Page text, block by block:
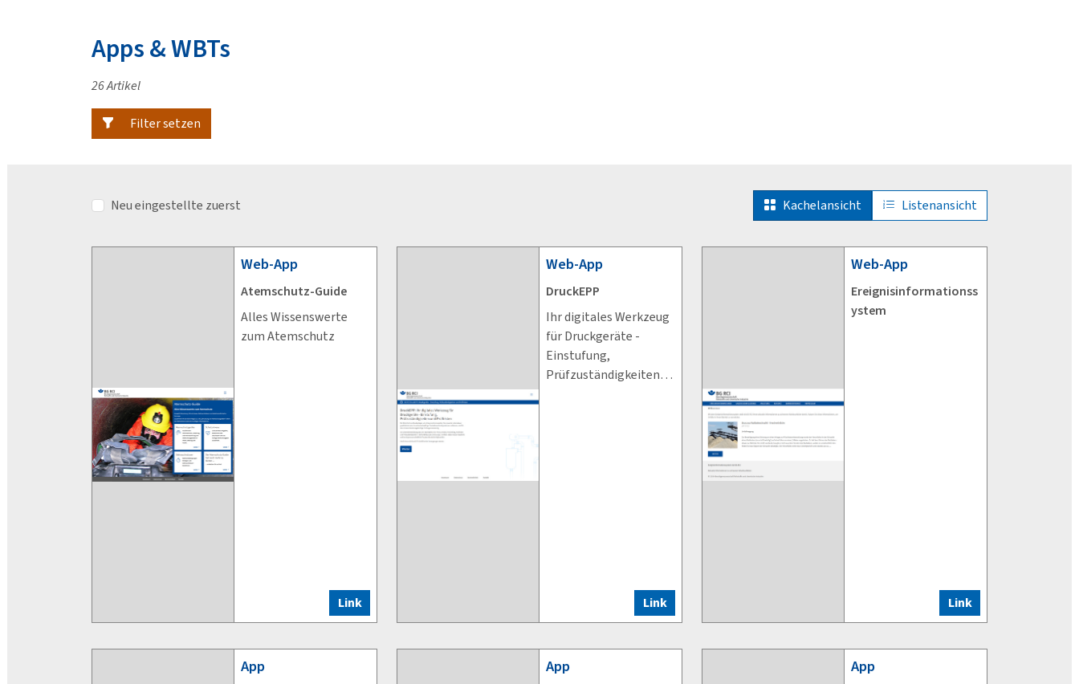
Apps & WBTs
26 Artikel
Filter setzen
Neu eingestellte zuerst Kachelansicht Listenansicht
Web-App
Atemschutz-Guide
Alles Wissenswerte
zum Atemschutz
Link
Web-App
DruckEPP
Ihr digitales Werkzeug
für Druckgeräte -
Einstufung,
Prüfzuständigkeiten
Link
Web-App
Ereignisinformationss
ystem
Link
App App App